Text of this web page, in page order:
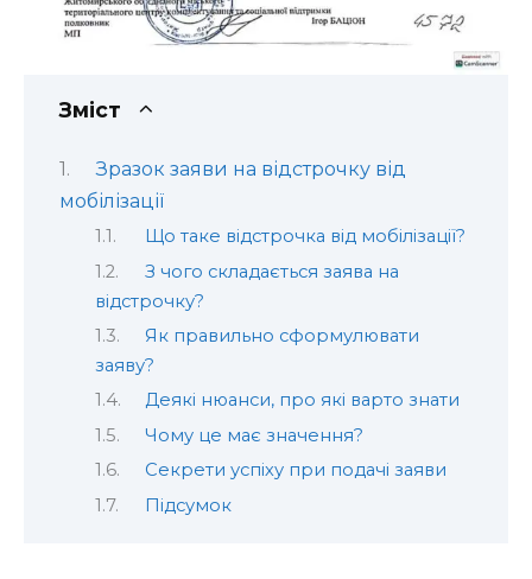
Зміст
Зразок заяви на відстрочку від
мобілізації
Що таке відстрочка від мобілізації?
З чого складається заява на
відстрочку?
Як правильно сформулювати
заяву?
Деякі нюанси, про які варто знати
Чому це має значення?
Секрети успіху при подачі заяви
Підсумок